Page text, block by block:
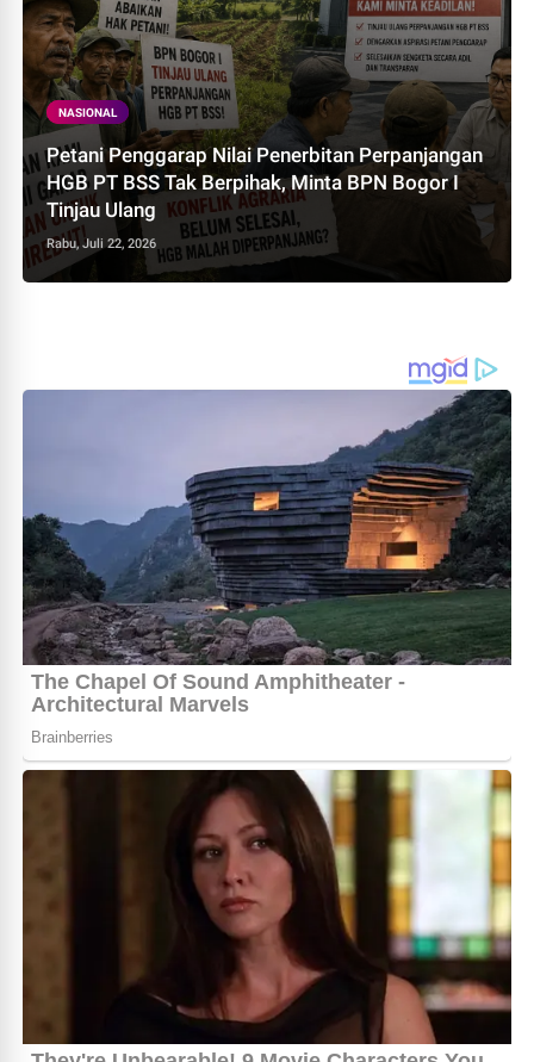
NASIONAL
Petani Penggarap Nilai Penerbitan Perpanjangan
HGB PT BSS Tak Berpihak, Minta BPN Bogor I
Tinjau Ulang
Rabu, Juli 22, 2026